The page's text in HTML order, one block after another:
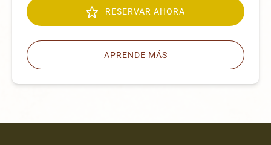
RESERVAR AHORA
APRENDE MÁS